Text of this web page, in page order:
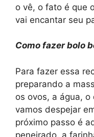
o vê, o fato é que
vai encantar seu
Como fazer bolo
Para fazer essa
preparando a
os ovos, a água, o
vamos despejar
próximo passo é
peneirado, a